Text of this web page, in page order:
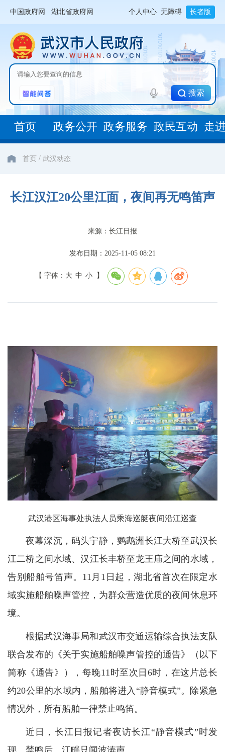
中国政府网 湖北省政府网 个人中心 无障碍 长者版
搜索
首页 政务公开 政务服务 政民互动 走
首页 / 武汉动态
长江汉江20公里江面，夜间再无鸣笛声
来源：长江日报
发布日期：2025-11-05 08:21
【 字体： 大 中 小 】
武汉港区海事处执法人员乘海巡艇夜间沿江巡查
夜幕深沉，码头宁静，鹦鹉洲长江大桥至武汉长
江二桥之间水域、汉江长丰桥至龙王庙之间的水域，
告别船舶号笛声。11月1日起，湖北省首次在限定水
域实施船舶噪声管控，为群众营造优质的夜间休息环
境。
根据武汉海事局和武汉市交通运输综合执法支队
联合发布的《关于实施船舶噪声管控的通告》（以下
简称《通告》），每晚11时至次日6时，在这片总长
约20公里的水域内，船舶将进入“静音模式”。除紧急
情况外，所有船舶一律禁止鸣笛。
近日，长江日报记者夜访长江“静音模式”时发